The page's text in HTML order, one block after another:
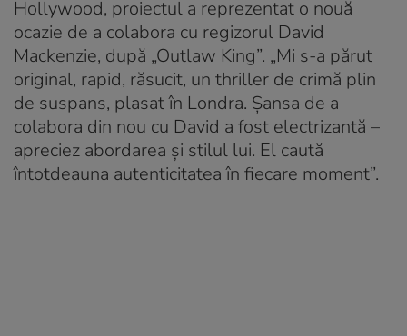
Hollywood, proiectul a reprezentat o nouă
ocazie de a colabora cu regizorul David
Mackenzie, după „Outlaw King”. „Mi s-a părut
original, rapid, răsucit, un thriller de crimă plin
de suspans, plasat în Londra. Șansa de a
colabora din nou cu David a fost electrizantă –
apreciez abordarea și stilul lui. El caută
întotdeauna autenticitatea în fiecare moment”.